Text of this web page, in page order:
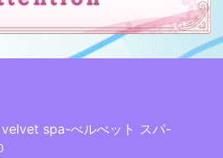
spa-べルべット スパ-